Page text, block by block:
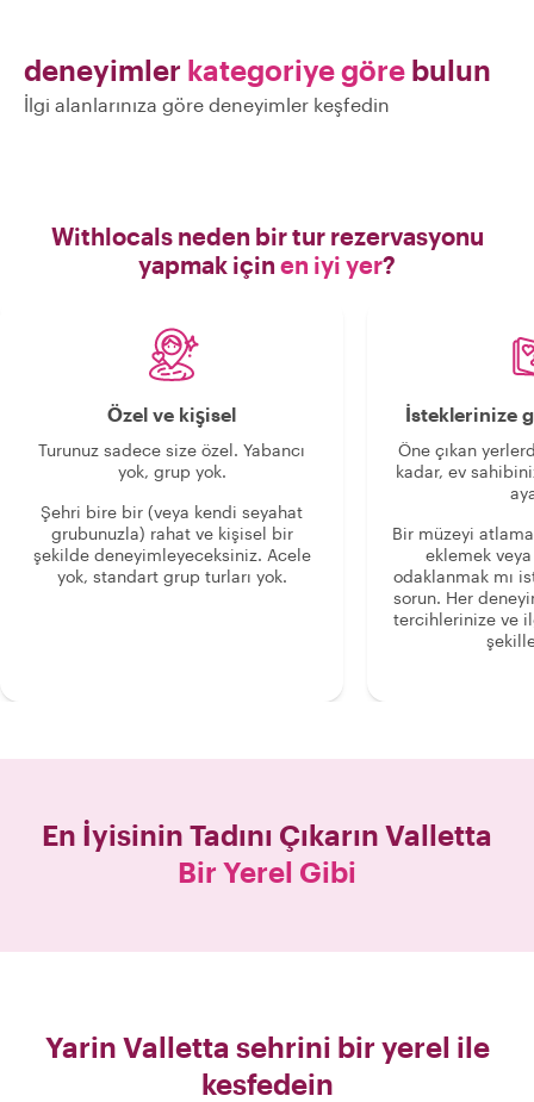
deneyimler kategoriye göre bulun
İlgi alanlarınıza göre deneyimler keşfedin
Withlocals neden bir tur rezervasyonu
yapmak için en iyi yer?
Özel ve kişisel
Turunuz sadece size özel. Yabancı
yok, grup yok.
Şehri bire bir (veya kendi seyahat
grubunuzla) rahat ve kişisel bir
şekilde deneyimleyeceksiniz. Acele
yok, standart grup turları yok.
İsteklerinize
Öne çıkan
kadar, ev
Bir müzeyi
eklemek
odaklanmak mı
sorun. Her
tercihlerinize ve
En İyisinin Tadını Çıkarın Valletta
Bir Yerel Gibi
Yarin Valletta sehrini bir yerel ile
kesfedein